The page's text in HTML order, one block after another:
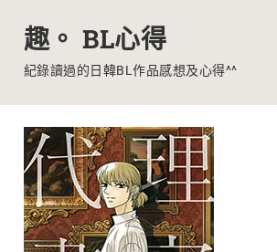
content
趣。 BL心得
紀錄讀過的日韓BL作品感想及心得^^